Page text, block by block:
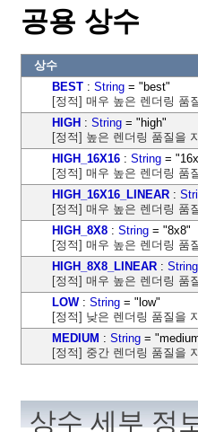
공용 상수
상수
BEST : String = "best"
[정적] 매우 높은 렌더링 품
HIGH : String = "high"
[정적] 높은 렌더링 품질을
HIGH_16X16 : String =
[정적] 매우 높은 렌더링 품
HIGH_16X16_LINEAR :
[정적] 매우 높은 렌더링 품
HIGH_8X8 : String = "8x8"
[정적] 매우 높은 렌더링 품
HIGH_8X8_LINEAR : String
[정적] 매우 높은 렌더링 품
LOW: String = "low"
[정적] 낮은 렌더링 품질을
MEDIUM : String =
[정적] 중간 렌더링 품질을
상수 세부 정